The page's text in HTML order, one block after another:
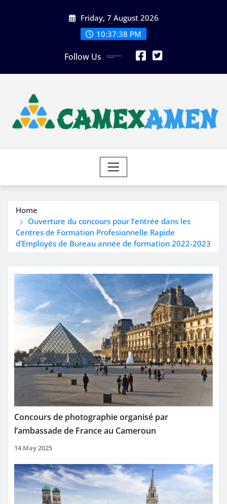
Friday, 7 August 2026
10:37:40 PM
Follow Us
Home
Ouverture du concours pour l’entrée dans les
Centres de Formation Profesionnelle Rapide
d’Employés de Bureau année de formation 2022-2023
Concours de photographie organisé par
l’ambassade de France au Cameroun
14 May 2025